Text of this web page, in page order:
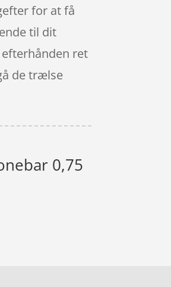
for at få
til dit
ret
de trælse
0,75